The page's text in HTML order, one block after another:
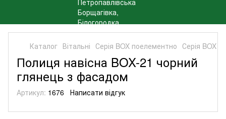
Каталог Вітальні Серія BOX поелементно Серія BOX
Полиця навісна BOX-21 чорний
глянець з фасадом
Артикул: 1676 Написати відгук